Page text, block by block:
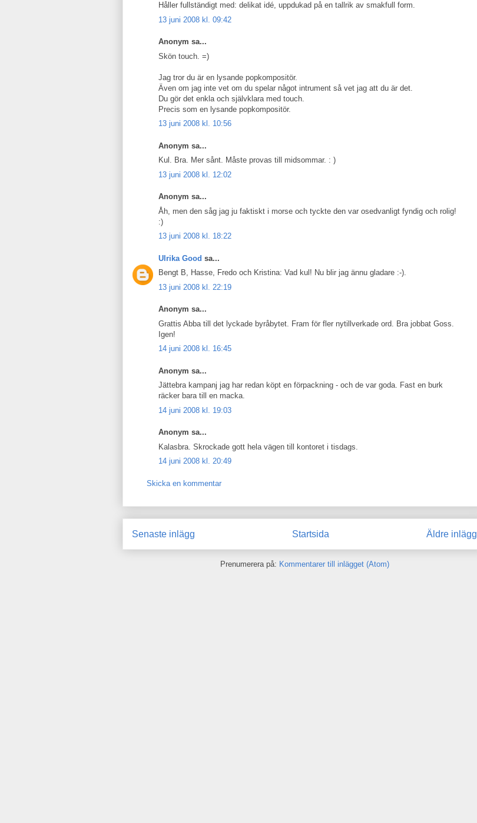
Håller fullständigt med: delikat idé, uppdukad på en tallrik av smakfull form.
13 juni 2008 kl. 09:42
Anonym sa...
Skön touch. =)
Jag tror du är en lysande popkompositör.
Även om jag inte vet om du spelar något intrument så vet jag att du är det.
Du gör det enkla och självklara med touch.
Precis som en lysande popkompositör.
13 juni 2008 kl. 10:56
Anonym sa...
Kul. Bra. Mer sånt. Måste provas till midsommar. : )
13 juni 2008 kl. 12:02
Anonym sa...
Åh, men den såg jag ju faktiskt i morse och tyckte den var osedvanligt fyndig och rolig!
:)
13 juni 2008 kl. 18:22
Ulrika Good sa...
Bengt B, Hasse, Fredo och Kristina: Vad kul! Nu blir jag ännu gladare :-).
13 juni 2008 kl. 22:19
Anonym sa...
Grattis Abba till det lyckade byråbytet. Fram för fler nytillverkade ord. Bra jobbat Goss.
Igen!
14 juni 2008 kl. 16:45
Anonym sa...
Jättebra kampanj jag har redan köpt en förpackning - och de var goda. Fast en burk
räcker bara till en macka.
14 juni 2008 kl. 19:03
Anonym sa...
Kalasbra. Skrockade gott hela vägen till kontoret i tisdags.
14 juni 2008 kl. 20:49
Skicka en kommentar
Senaste inlägg Äldre inlägg
Startsida
Prenumerera på: Kommentarer till inlägget (Atom)